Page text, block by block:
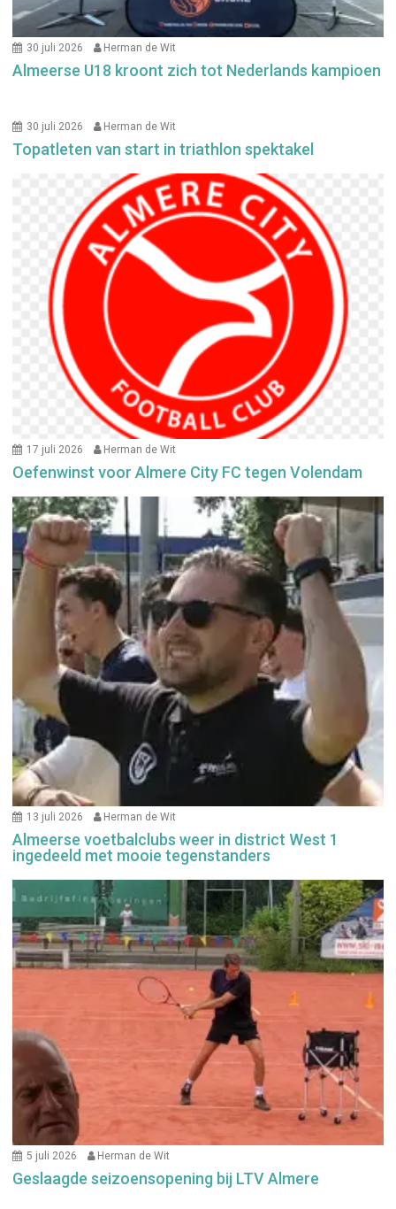
30 juli 2026 Herman de Wit
Almeerse U18 kroont zich tot Nederlands kampioen
30 juli 2026 Herman de Wit
Topatleten van start in triathlon spektakel
17 juli 2026 Herman de Wit
Oefenwinst voor Almere City FC tegen Volendam
13 juli 2026 Herman de Wit
Almeerse voetbalclubs weer in district West 1
ingedeeld met mooie tegenstanders
5 juli 2026 Herman de Wit
Geslaagde seizoensopening bij LTV Almere